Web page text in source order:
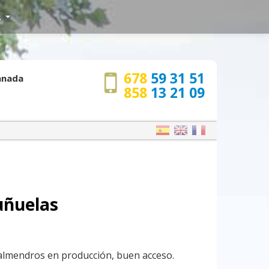
67859 31 51
85813 21 09
en producción, buen acceso.